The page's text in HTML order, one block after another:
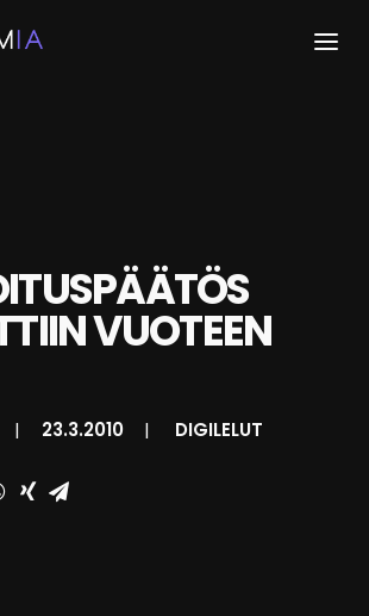
VUOTEEN
| 23.3.2010 | DIGILELUT